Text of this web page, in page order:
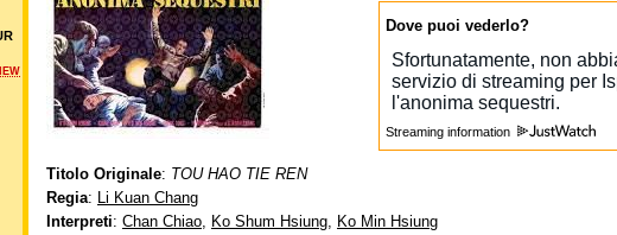
Dove puoi vederlo?
Streaming information
Titolo Originale: TOU HAO TIE REN
Regia: Li Kuan Chang
Interpreti: Chan Chiao, Ko Shum Hsiung, Ko Min Hsiung